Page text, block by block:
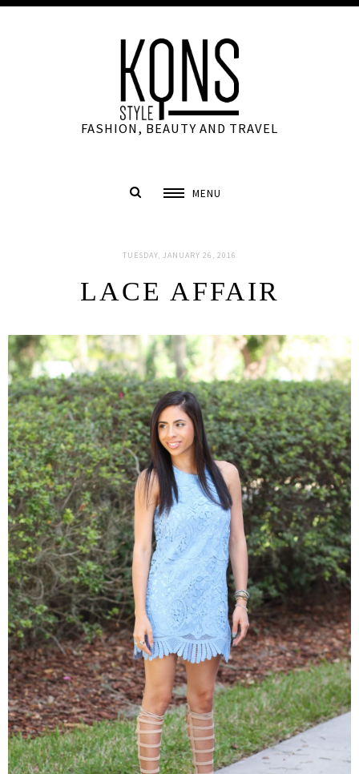
FASHION, BEAUTY AND TRAVEL
MENU
TUESDAY, JANUARY 26, 2016
LACE AFFAIR